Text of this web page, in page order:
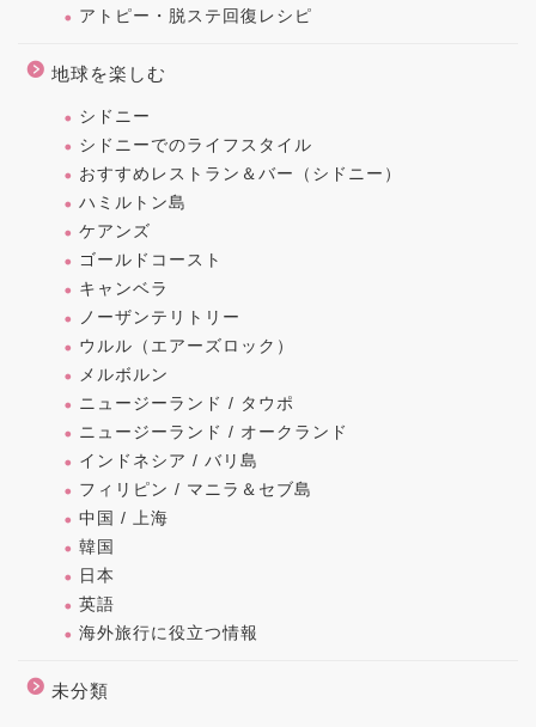
アトピー・脱ステ回復レシピ
地球を楽しむ
シドニー
シドニーでのライフスタイル
おすすめレストラン＆バー（シドニー）
ハミルトン島
ケアンズ
ゴールドコースト
キャンベラ
ノーザンテリトリー
ウルル（エアーズロック）
メルボルン
ニュージーランド / タウポ
ニュージーランド / オークランド
インドネシア / バリ島
フィリピン / マニラ＆セブ島
中国 / 上海
韓国
日本
英語
海外旅行に役立つ情報
未分類